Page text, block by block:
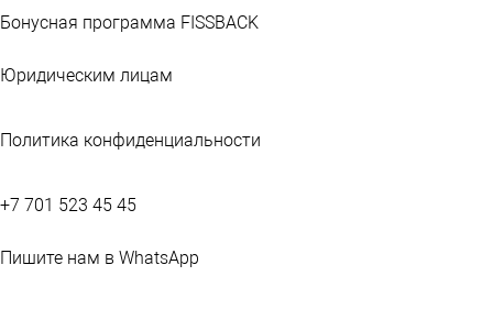
Бонусная программа FISSBACK
Юридическим лицам
Политика конфиденциальности
+7 701 523 45 45
Пишите нам в WhatsApp